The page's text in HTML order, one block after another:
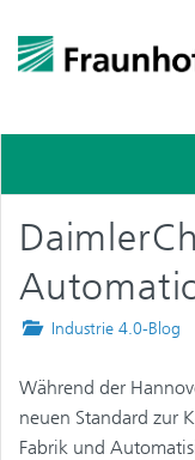
Posted
Industrie 4.0-Blog
Während der
neuen Standard zur
Fabrik und